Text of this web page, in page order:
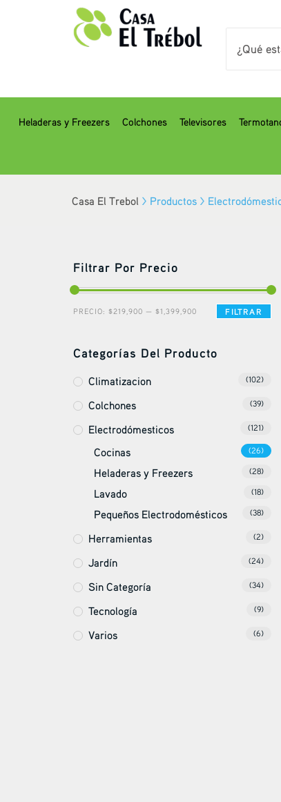
Heladeras y Freezers Colchones Televisores
Casa El Trebol > Productos >
Filtrar Por Precio
FILTRAR
PRECIO: $219,900 — $1,399,900
Categorías Del Producto
Climatizacion (102)
Colchones (39)
Electrodómesticos (121)
Cocinas (26)
Heladeras y Freezers (28)
Lavado (18)
Pequeños Electrodomésticos (38)
Herramientas (2)
Jardín (24)
Sin Categoría (34)
Tecnología (9)
Varios (6)